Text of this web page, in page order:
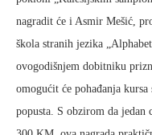
nagradit će i Asmir Mešić,
škola stranih jezika
ovogodišnjem dobitniku
omogućit će pohađanja
popusta. S obzirom da